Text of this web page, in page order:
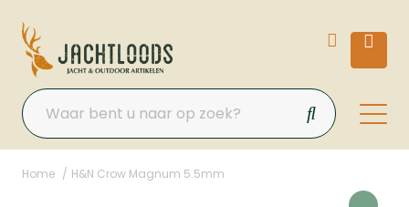
Home H&N Crow Magnum 5.5mm